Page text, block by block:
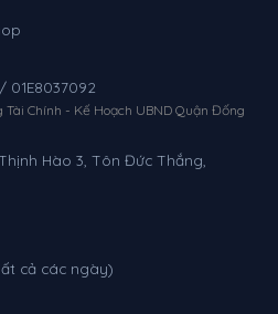
01E8037092
Chính - Kế Hoạch UBND Quận Đống
Hào 3, Tôn Đức Thắng,
cả các ngày)